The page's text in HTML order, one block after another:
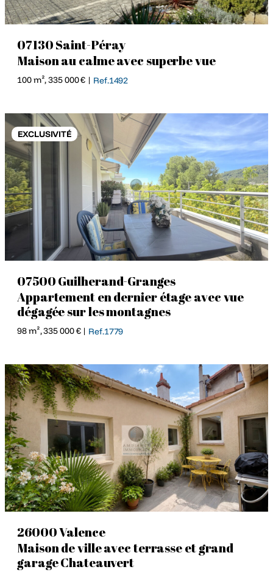
07130 Saint-Péray
Maison au calme avec superbe vue
100 m², 335 000 € | Ref.1492
EXCLUSIVITÉ
07500 Guilherand-Granges
Appartement en dernier étage avec vue
dégagée sur les montagnes
98 m², 335 000 € | Ref.1779
26000 Valence
Maison de ville avec terrasse et grand
garage Chateauvert